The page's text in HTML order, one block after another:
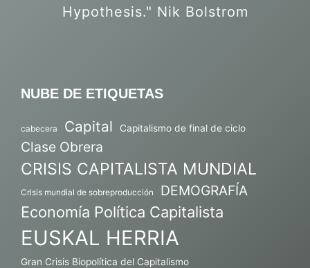
Hypothesis." Nik Bolstrom
NUBE DE ETIQUETAS
cabecera Capital Capitalismo de final de ciclo
Clase Obrera
CRISIS CAPITALISTA MUNDIAL
Crisis mundial de sobreproducción DEMOGRAFÍA
Economía Política Capitalista
EUSKAL HERRIA
Gran Crisis Biopolítica del Capitalismo